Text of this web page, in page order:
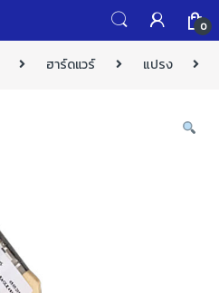
0
ฮาร์ดแวร์ แปรง